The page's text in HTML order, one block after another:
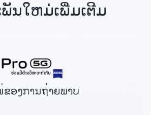
ນໃຫມ່ເພີ່ມເຕີມ